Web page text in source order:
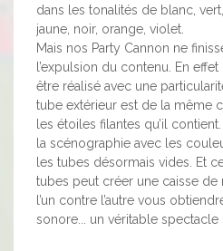
dans les tonalités de blanc,
jaune, noir, orange, violet.
Mais nos Party Cannon ne
l’expulsion du contenu. En
être réalisé avec une
tube extérieur est de la même
les étoiles filantes qu’il
la scénographie avec les
les tubes désormais vides. Et
tubes peut créer une caisse de
l’un contre l’autre vous
sonore... un véritable spectacle !